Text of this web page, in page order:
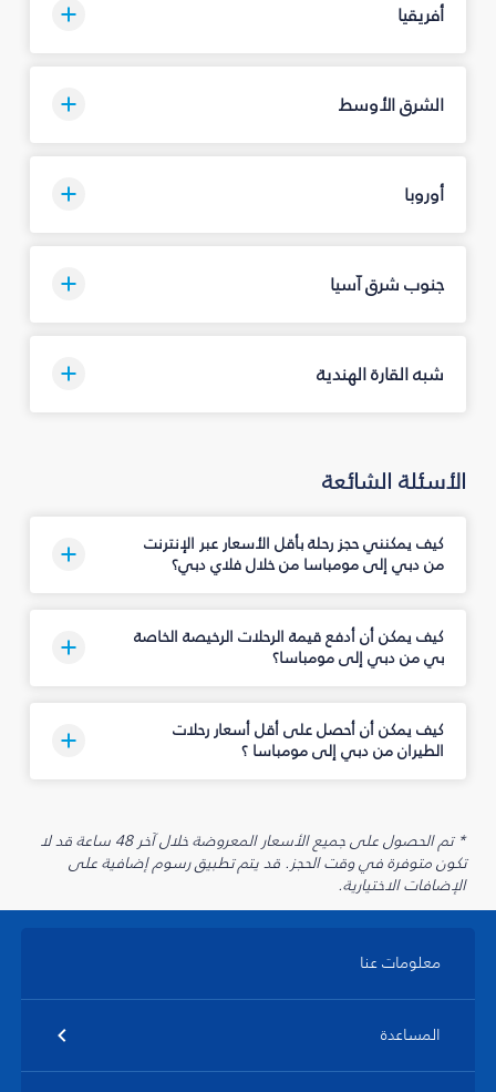
أفريقيا
الشرق الأوسط
أوروبا
جنوب شرق آسيا
شبه القارة الهندية
الأسئلة الشائعة
كيف يمكنني حجز رحلة بأقل الأسعار عبر الإنترنت
من دبي إلى مومباسا من خلال فلاي دبي؟
كيف يمكن أن أدفع قيمة الرحلات الرخيصة الخاصة
بي من دبي إلى مومباسا؟
كيف يمكن أن أحصل على أقل أسعار رحلات
الطيران من دبي إلى مومباسا ؟
* تم الحصول على جميع الأسعار المعروضة خلال آخر 48 ساعة قد لا
تكون متوفرة في وقت الحجز. قد يتم تطبيق رسوم إضافية على
الإضافات الاختيارية.
معلومات عنا
المساعدة